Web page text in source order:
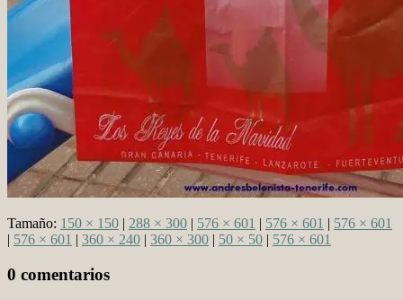
Tamaño: 150 × 150 | 288 × 300 | 576 × 601 | 576 × 601 | 576 × 601
| 576 × 601 | 360 × 240 | 360 × 300 | 50 × 50 | 576 × 601
0 comentarios